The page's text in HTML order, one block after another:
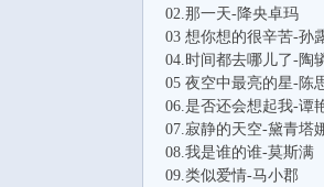
02.那一天-降央卓玛
03 想你想的很辛苦-孙
04.时间都去哪儿了-陶
05 夜空中最亮的星-陈
06.是否还会想起我-谭
07.寂静的天空-黛青塔
08.我是谁的谁-莫斯满
09.类似爱情-马小郡